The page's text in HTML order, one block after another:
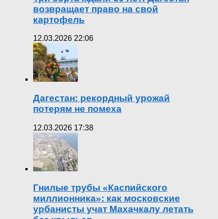
возвращает право на свой
картофель
12.03.2026 22:06
Дагестан: рекордный урожай
потерям не помеха
12.03.2026 17:38
Гнилые трубы «Каспийского
миллионника»: как московские
урбанисты учат Махачкалу летать